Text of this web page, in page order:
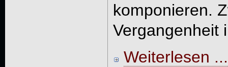
komponieren.
Vergangenheit
Weiterlesen ...